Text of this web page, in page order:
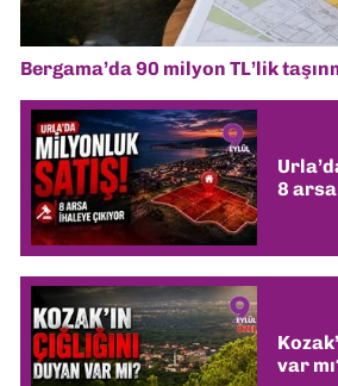
Bergama’da 90 milyon TL’lik
8 arsa
var